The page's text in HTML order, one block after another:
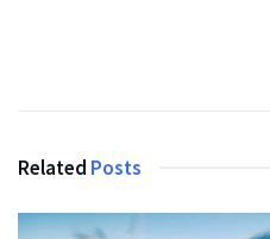
Related Posts